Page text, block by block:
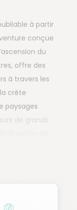
à partir
conçue
du
offre des
à travers les
crête
paysages
de grands